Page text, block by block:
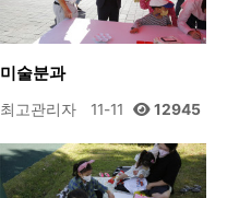
미술분과
최고관리자 11-11 12945